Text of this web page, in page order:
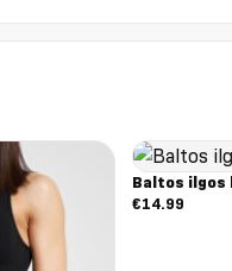
Baltos ilgos
€14.99